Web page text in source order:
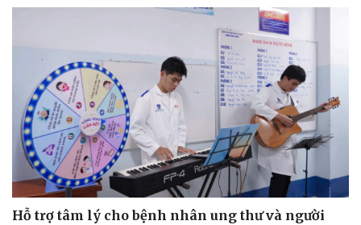
Săn Tour
check-in
Podcast
Câu chuyện thời sự
Đọc truyện đêm khuya
Cửa sổ tình yêu
Kể chuyện cho bé
Hạt giống tâm hồn
Hỗ trợ tâm lý cho bệnh nhân ung thư và người